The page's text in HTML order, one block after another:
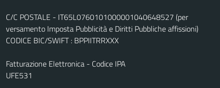
C/C POSTALE - IT65L0760101000001040648527 (per
versamento Imposta Pubblicità e Diritti Pubbliche affissioni)
CODICE BIC/SWIFT : BPPIITRRXXX
Fatturazione Elettronica - Codice IPA
UFE531